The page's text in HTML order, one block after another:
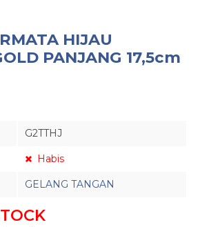
HIJAU
PANJANG 17,5cm
G2TTHJ
Habis
GELANG TANGAN